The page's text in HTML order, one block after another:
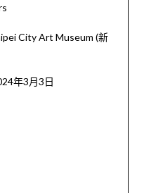
City Art Museum (新
年3月3日